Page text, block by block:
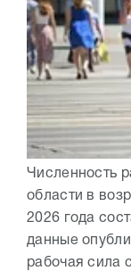
Численность
области в
2026 года
данные
рабочая сила